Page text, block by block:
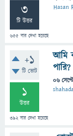
3
টি উত্তর
655 বার দেখা হয়েছে
Hasan
+1
টি ভোট
1
উত্তর
392বার দেখা হয়েছে
আমি
পারি?
06